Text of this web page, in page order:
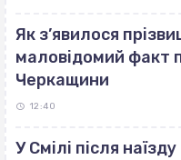
Як з’явилося
маловідомий факт
Черкащини
12:40
У Смілі після